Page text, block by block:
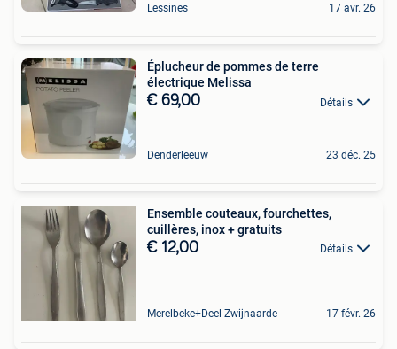
Lessines 17 avr. 26
Éplucheur de pommes de terre
électrique Melissa
€ 69,00 Détails
Denderleeuw 23 déc. 25
Ensemble couteaux, fourchettes,
cuillères, inox + gratuits
€ 12,00 Détails
Merelbeke+Deel Zwijnaarde 17 févr. 26